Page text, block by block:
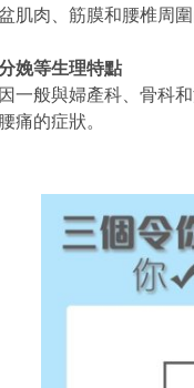
肌肉、筋膜和腰椎周
娩等生理特點
一般與婦產科、骨科
痛的症狀。